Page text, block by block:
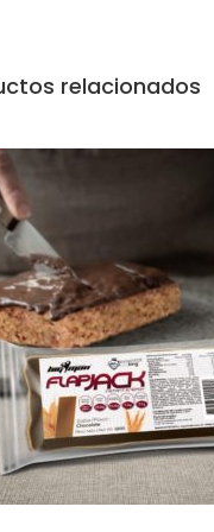
relacionados
AÑADIR AL CARRITO